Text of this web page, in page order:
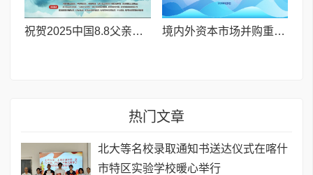
祝贺2025中国8.8父亲节“孝行天下家风传承”论坛暨祈福音乐会圆满成功 境内外资本市场并购重组专题交流会暨投融资路演会 深度解析驱动企业资本战略升级
热门文章
北大等名校录取通知书送达仪式在喀什
市特区实验学校暖心举行